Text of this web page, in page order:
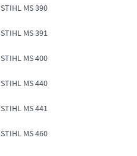
STIHL MS 390
STIHL MS 391
STIHL MS 400
STIHL MS 440
STIHL MS 441
STIHL MS 460